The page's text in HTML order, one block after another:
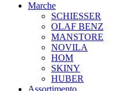
Marche
SCHIESSER
OLAF BENZ
MANSTORE
NOVILA
HOM
SKINY
HUBER
Assortimento